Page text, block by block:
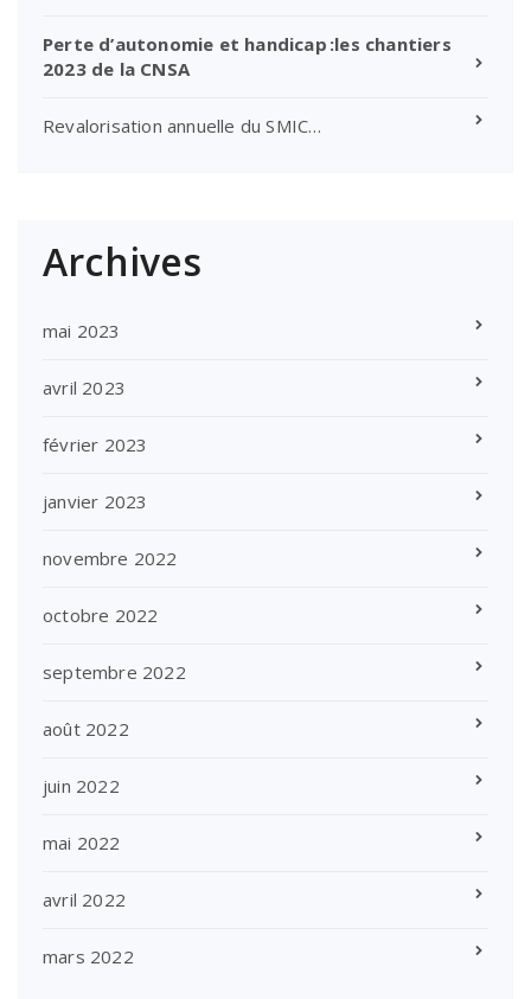
Perte d’autonomie et handicap :les chantiers
2023 de la CNSA
Revalorisation annuelle du SMIC…
Archives
mai 2023
avril 2023
février 2023
janvier 2023
novembre 2022
octobre 2022
septembre 2022
août 2022
juin 2022
mai 2022
avril 2022
mars 2022